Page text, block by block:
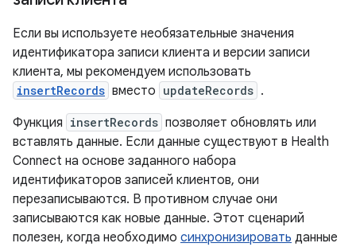
Если вы используете необязательные значения
идентификатора записи клиента и версии записи
клиента, мы рекомендуем использовать
insertRecords вместо updateRecords .
Функция insertRecords позволяет обновлять или
вставлять данные. Если данные существуют в Health
Connect на основе заданного набора
идентификаторов записей клиентов, они
перезаписываются. В противном случае они
записываются как новые данные. Этот сценарий
полезен, когда необходимо синхронизировать данные